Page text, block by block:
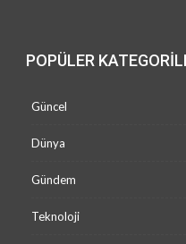
POPÜLER
Güncel
Dünya
Gündem
Teknoloji